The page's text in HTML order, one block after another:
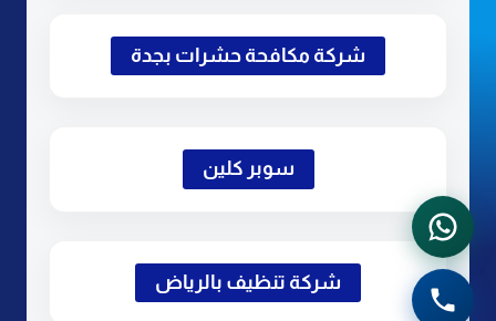
شركة مكافحة حشرات بجدة
سوبر كلين
شركة تنظيف بالرياض